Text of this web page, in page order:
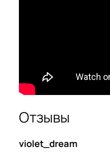
Отзывы
violet_dream